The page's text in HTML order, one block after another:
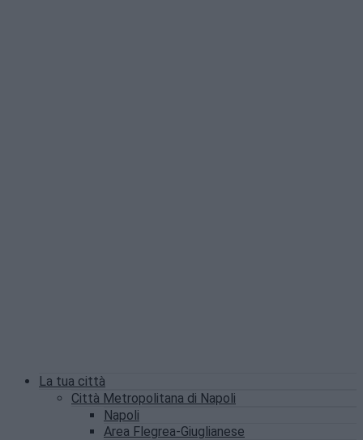
La tua città
Città Metropolitana di Napoli
Napoli
Area Flegrea-Giuglianese